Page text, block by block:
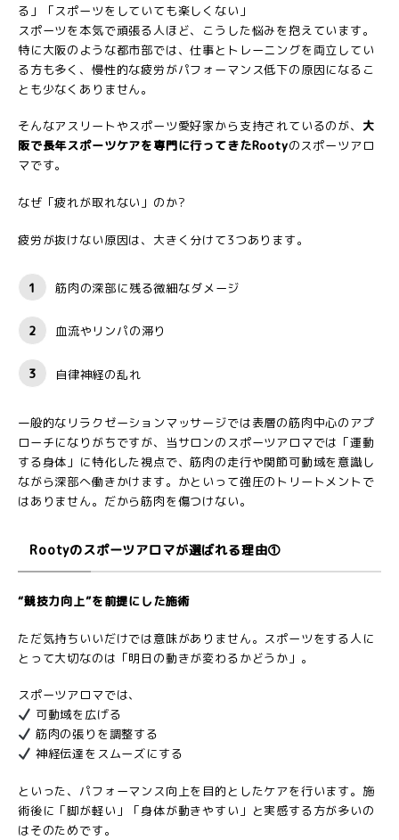
る」「スポーツをしていても楽しくない」
スポーツを本気で頑張る人ほど、こうした悩みを抱えています。
特に大阪のような都市部では、仕事とトレーニングを両立してい
る方も多く、慢性的な疲労がパフォーマンス低下の原因になるこ
とも少なくありません。
そんなアスリートやスポーツ愛好家から支持されているのが、 大
阪で長年スポーツケアを専門に行ってきたRootyのスポーツアロ
マです。
なぜ「疲れが取れない」のか?
疲労が抜けない原因は、大きく分けて3つあります。
筋肉の深部に残る微細なダメージ
血流やリンパの滞り
自律神経の乱れ
一般的なリラクゼーションマッサージでは表層の筋肉中心のアプ
ローチになりがちですが、当サロンのスポーツアロマでは「運動
する身体」に特化した視点で、筋肉の走行や関節可動域を意識し
ながら深部へ働きかけます。かといって強圧のトリートメントで
はありません。だから筋肉を傷つけない。
Rootyのスポーツアロマが選ばれる理由①
“競技力向上”を前提にした施術
ただ気持ちいいだけでは意味がありません。スポーツをする人に
とって大切なのは「明日の動きが変わるかどうか」。
スポーツアロマでは、
可動域を広げる
筋肉の張りを調整する
神経伝達をスムーズにする
といった、パフォーマンス向上を目的としたケアを行います。施
術後に「脚が軽い」「身体が動きやすい」と実感する方が多いの
はそのためです。